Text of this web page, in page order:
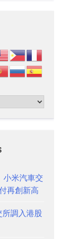
米汽車交
再創新高
調入港股